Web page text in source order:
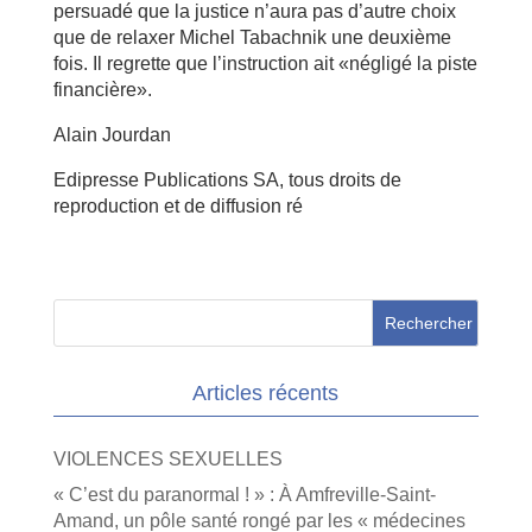
persuadé que la justice n’aura pas d’autre choix
que de relaxer Michel Tabachnik une deuxième
fois. Il regrette que l’instruction ait «négligé la piste
financière».
Alain Jourdan
Edipresse Publications SA, tous droits de
reproduction et de diffusion ré
Articles récents
VIOLENCES SEXUELLES
« C’est du paranormal ! » : À Amfreville-Saint-
Amand, un pôle santé rongé par les « médecines